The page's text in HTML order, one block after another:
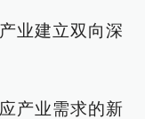
业建立双向深
产业需求的新